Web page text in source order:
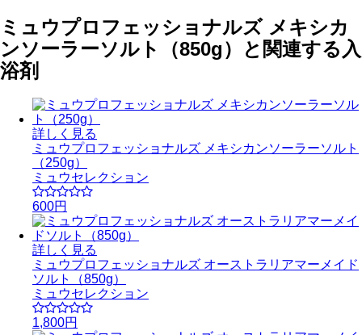
ミュウプロフェッショナルズ メキシカ
ンソーラーソルト（850g）と関連する入
浴剤
詳しく見る
ミュウプロフェッショナルズ メキシカンソーラーソルト
（250g）
ミュウセレクション
600円
詳しく見る
ミュウプロフェッショナルズ オーストラリアマーメイド
ソルト（850g）
ミュウセレクション
1,800円